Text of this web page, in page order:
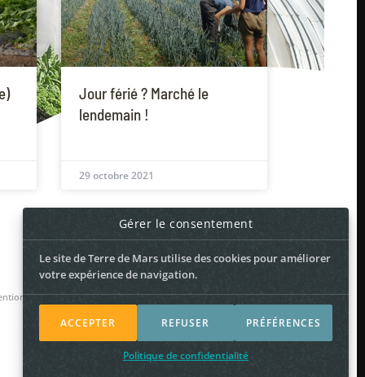
Gérer le consentement
Le site de Terre de Mars utilise des cookies pour améliorer
votre expérience de navigation.
ACCEPTER REFUSER PRÉFÉRENCES
Politique de confidentialité
Jour férié ? Marché le
lendemain !
29 octobre 2021
légales